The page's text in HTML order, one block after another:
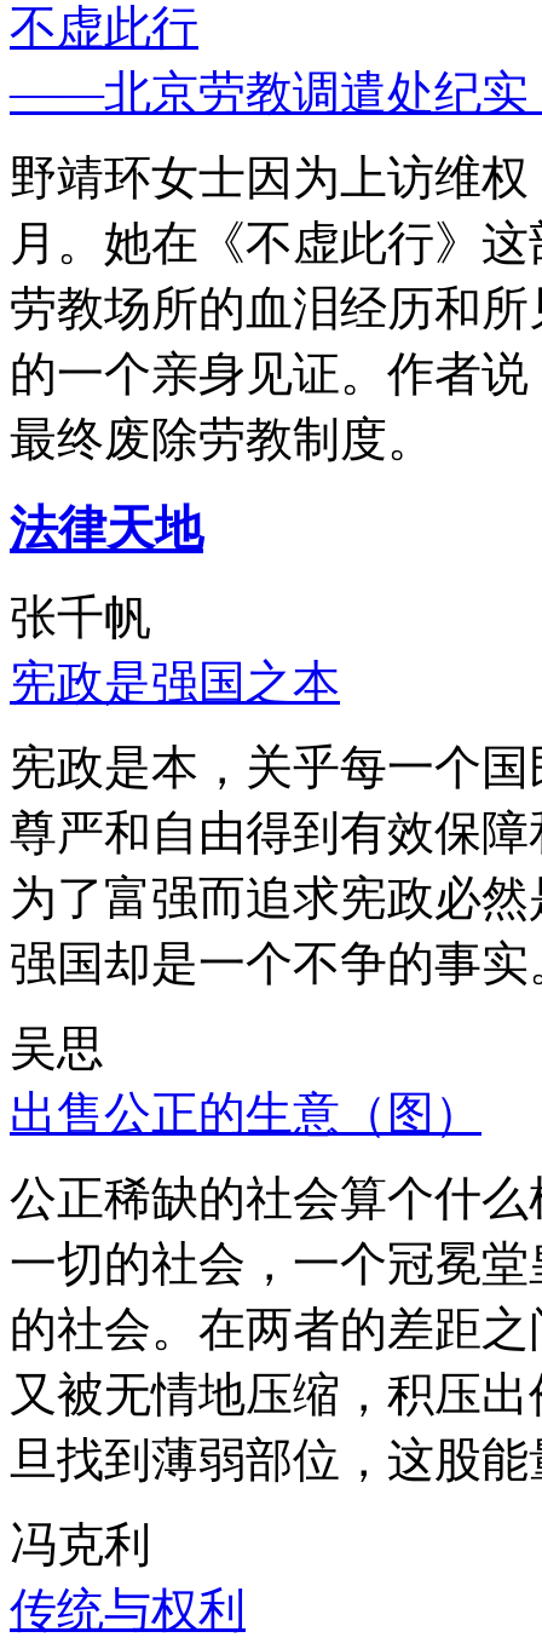
不虚此行
——北京劳教调遣处纪实
野靖环女士因为上访维
月。她在《不虚此行》
劳教场所的血泪经历和
的一个亲身见证。作者
最终废除劳教制度。
法律天地
张千帆
宪政是强国之本
宪政是本，关乎每一个
尊严和自由得到有效保
为了富强而追求宪政必
强国却是一个不争的事实
吴思
出售公正的生意（图）
公正稀缺的社会算个什
一切的社会，一个冠冕
的社会。在两者的差距
又被无情地压缩，积压
旦找到薄弱部位，这股
冯克利
传统与权利